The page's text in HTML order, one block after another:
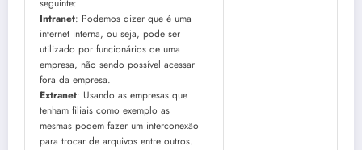
seguinte:
Intranet: Podemos dizer que é uma
internet interna, ou seja, pode ser
utilizado por funcionários de uma
empresa, não sendo possível acessar
fora da empresa.
Extranet: Usando as empresas que
tenham filiais como exemplo as
mesmas podem fazer um interconexão
para trocar de arquivos entre outros.